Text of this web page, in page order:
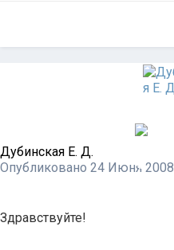
Дубинская Е. Д.
Опубликовано 24 Июня 2008
Здравствуйте!